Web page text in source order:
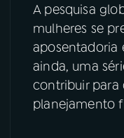
08FESTIVAL DE
ACOMPANHE A RÁDIO
YouTube
A pesquisa
mulheres se
aposentadoria
ainda, uma
contribuir
planejamento